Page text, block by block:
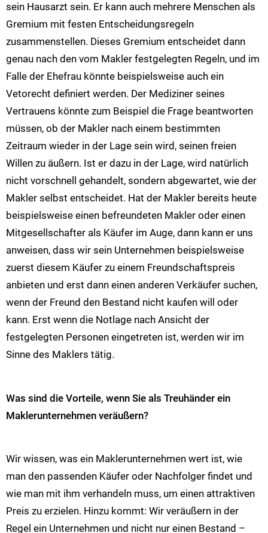
sein Hausarzt sein. Er kann auch mehrere Menschen als
Gremium mit festen Entscheidungsregeln
zusammenstellen. Dieses Gremium entscheidet dann
genau nach den vom Makler festgelegten Regeln, und im
Falle der Ehefrau könnte beispielsweise auch ein
Vetorecht definiert werden. Der Mediziner seines
Vertrauens könnte zum Beispiel die Frage beantworten
müssen, ob der Makler nach einem bestimmten
Zeitraum wieder in der Lage sein wird, seinen freien
Willen zu äußern. Ist er dazu in der Lage, wird natürlich
nicht vorschnell gehandelt, sondern abgewartet, wie der
Makler selbst entscheidet. Hat der Makler bereits heute
beispielsweise einen befreundeten Makler oder einen
Mitgesellschafter als Käufer im Auge, dann kann er uns
anweisen, dass wir sein Unternehmen beispielsweise
zuerst diesem Käufer zu einem Freundschaftspreis
anbieten und erst dann einen anderen Verkäufer suchen,
wenn der Freund den Bestand nicht kaufen will oder
kann. Erst wenn die Notlage nach Ansicht der
festgelegten Personen eingetreten ist, werden wir im
Sinne des Maklers tätig.
Was sind die Vorteile, wenn Sie als Treuhänder ein
Maklerunternehmen veräußern?
Wir wissen, was ein Maklerunternehmen wert ist, wie
man den passenden Käufer oder Nachfolger findet und
wie man mit ihm verhandeln muss, um einen attraktiven
Preis zu erzielen. Hinzu kommt: Wir veräußern in der
Regel ein Unternehmen und nicht nur einen Bestand –